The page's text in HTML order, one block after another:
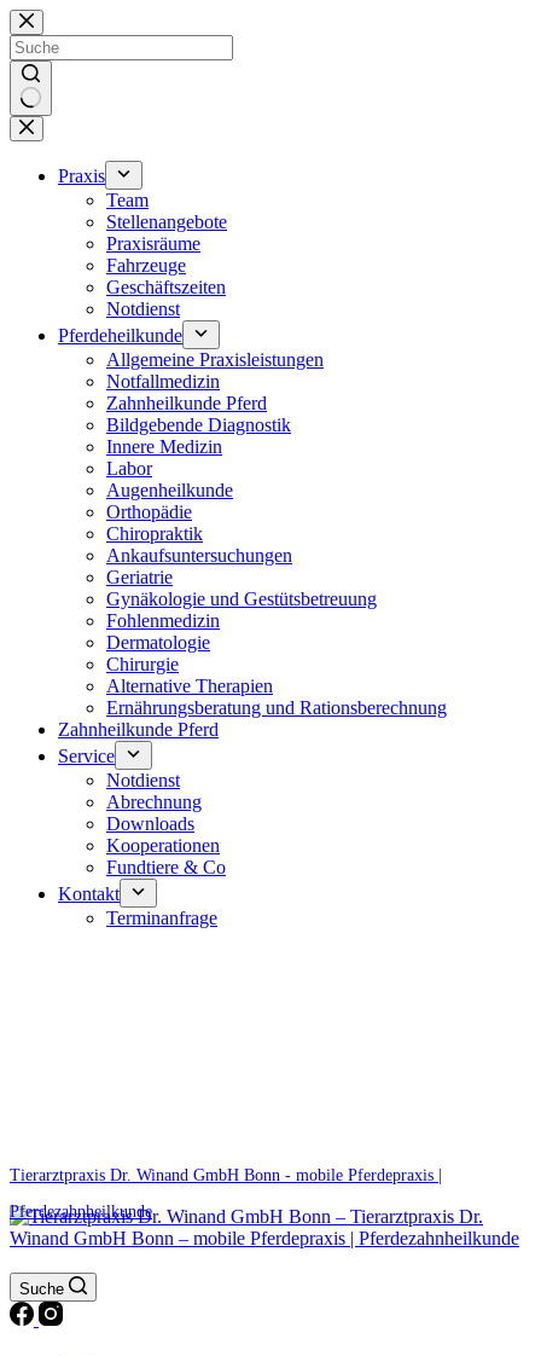
Zum
Inhalt
springen
Keine
Ergebnisse
Praxis
Team
Stellenangebote
Praxisräume
Fahrzeuge
Geschäftszeiten
Notdienst
Pferdeheilkunde
Allgemeine Praxisleistungen
Notfallmedizin
Zahnheilkunde Pferd
Bildgebende Diagnostik
Innere Medizin
Labor
Augenheilkunde
Orthopädie
Chiropraktik
Ankaufsuntersuchungen
Geriatrie
Gynäkologie und Gestütsbetreuung
Fohlenmedizin
Dermatologie
Chirurgie
Alternative Therapien
Ernährungsberatung und Rationsberechnung
Zahnheilkunde Pferd
Service
Notdienst
Abrechnung
Downloads
Kooperationen
Fundtiere & Co
Kontakt
Terminanfrage
Tierarztpraxis Dr. Winand GmbH Bonn - mobile Pferdepraxis |
Pferdezahnheilkunde
Suche